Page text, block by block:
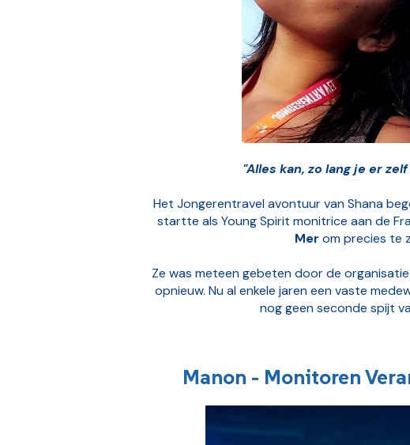
"Alles kan, zo lang je er
Het Jongerentravel avontuur van Shana
startte als Young Spirit monitrice aan de
Mer om precies te
Ze was meteen gebeten door de
opnieuw. Nu al enkele jaren een vaste
nog geen seconde spijt
Manon - Monitoren